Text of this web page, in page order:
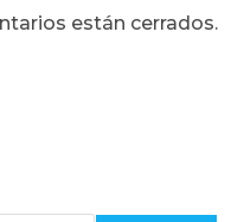
están cerrados.